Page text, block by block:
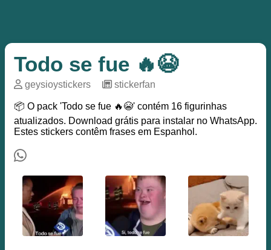
Todo se fue 🔥😭
geysioystickers stickerfan
📦 O pack 'Todo se fue 🔥😭' contém 16 figurinhas
atualizados. Download grátis para instalar no WhatsApp.
Estes stickers contêm frases em Espanhol.